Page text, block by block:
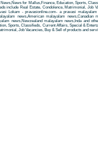
for Mallus,Finance, Education, Sports,
include Real Estate, Condolence, Matrimonial, Job
Lokam - pravasionline.com- a pravasi
news,American malayalam news,Canadian
news,Newzealand malayalam news,Inda and
Sports, Classifieds, Current Affairs, Special &
Job Vacancies, Buy & Sell of products and